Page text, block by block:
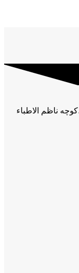
ناظم الاطباء